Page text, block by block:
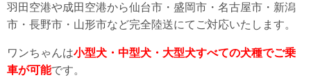
羽田空港や成田空港から仙台市・盛岡市・名古屋市・新潟
市・長野市・山形市など完全陸送にてご対応いたします。
ワンちゃんは小型犬・中型犬・大型犬すべての犬種でご乗
車が可能です。